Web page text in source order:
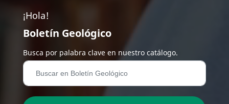
¡Hola!
Boletín Geológico
Busca por palabra clave en nuestro catálogo.